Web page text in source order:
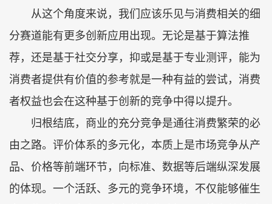
从这个角度来说，我们应该乐见与消费相关的细
分赛道能有更多创新应用出现。无论是基于算法推
荐，还是基于社交分享，抑或是基于专业测评，能为
消费者提供有价值的参考就是一种有益的尝试，消费
者权益也会在这种基于创新的竞争中得以提升。
归根结底，商业的充分竞争是通往消费繁荣的必
由之路。评价体系的多元化，本质上是市场竞争从产
品、价格等前端环节，向标准、数据等后端纵深发展
的体现。一个活跃、多元的竞争环境，不仅能够催生